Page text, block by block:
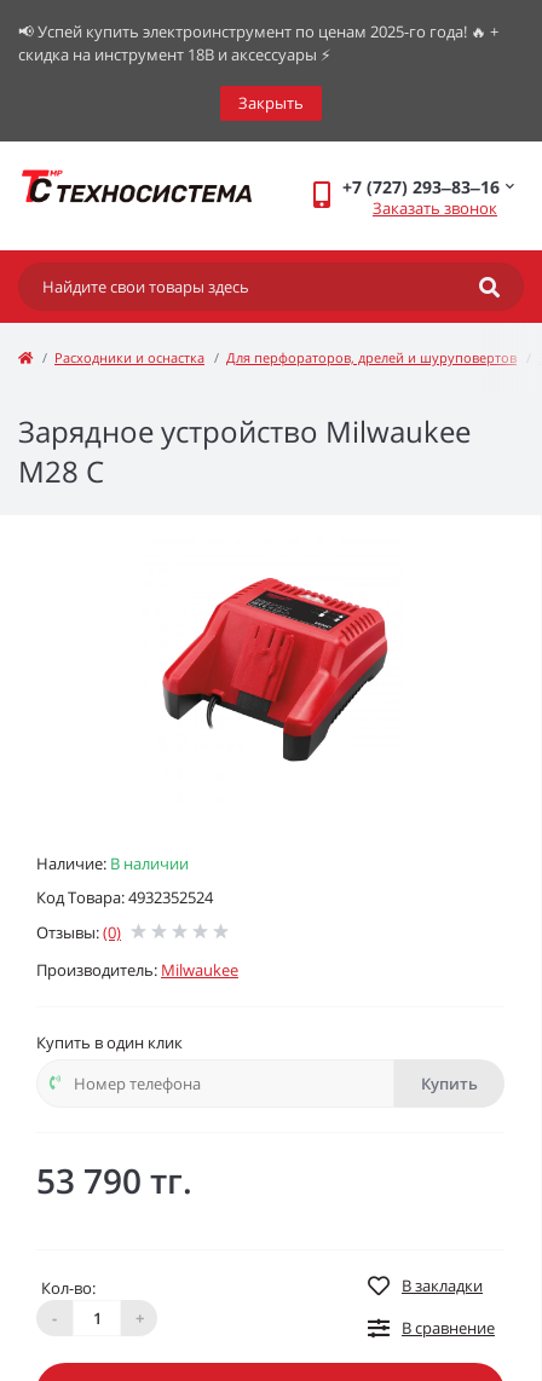
📢 Успей купить электроинструмент по ценам 2025-го года! 🔥 +
скидка на инструмент 18В и аксессуары ⚡️
Закрыть
+7 (727) 293‒83‒16
Заказать звонок
Расходники и оснастка Для перфораторов, дрелей и шуруповертов
Зарядное устройство Milwaukee
M28 C
Наличие: В наличии
Код Товара: 4932352524
Отзывы:(0)
Производитель: Milwaukee
Купить в один клик
Купить
53 790 тг.
Кол-во:
-
+
В закладки
В сравнение